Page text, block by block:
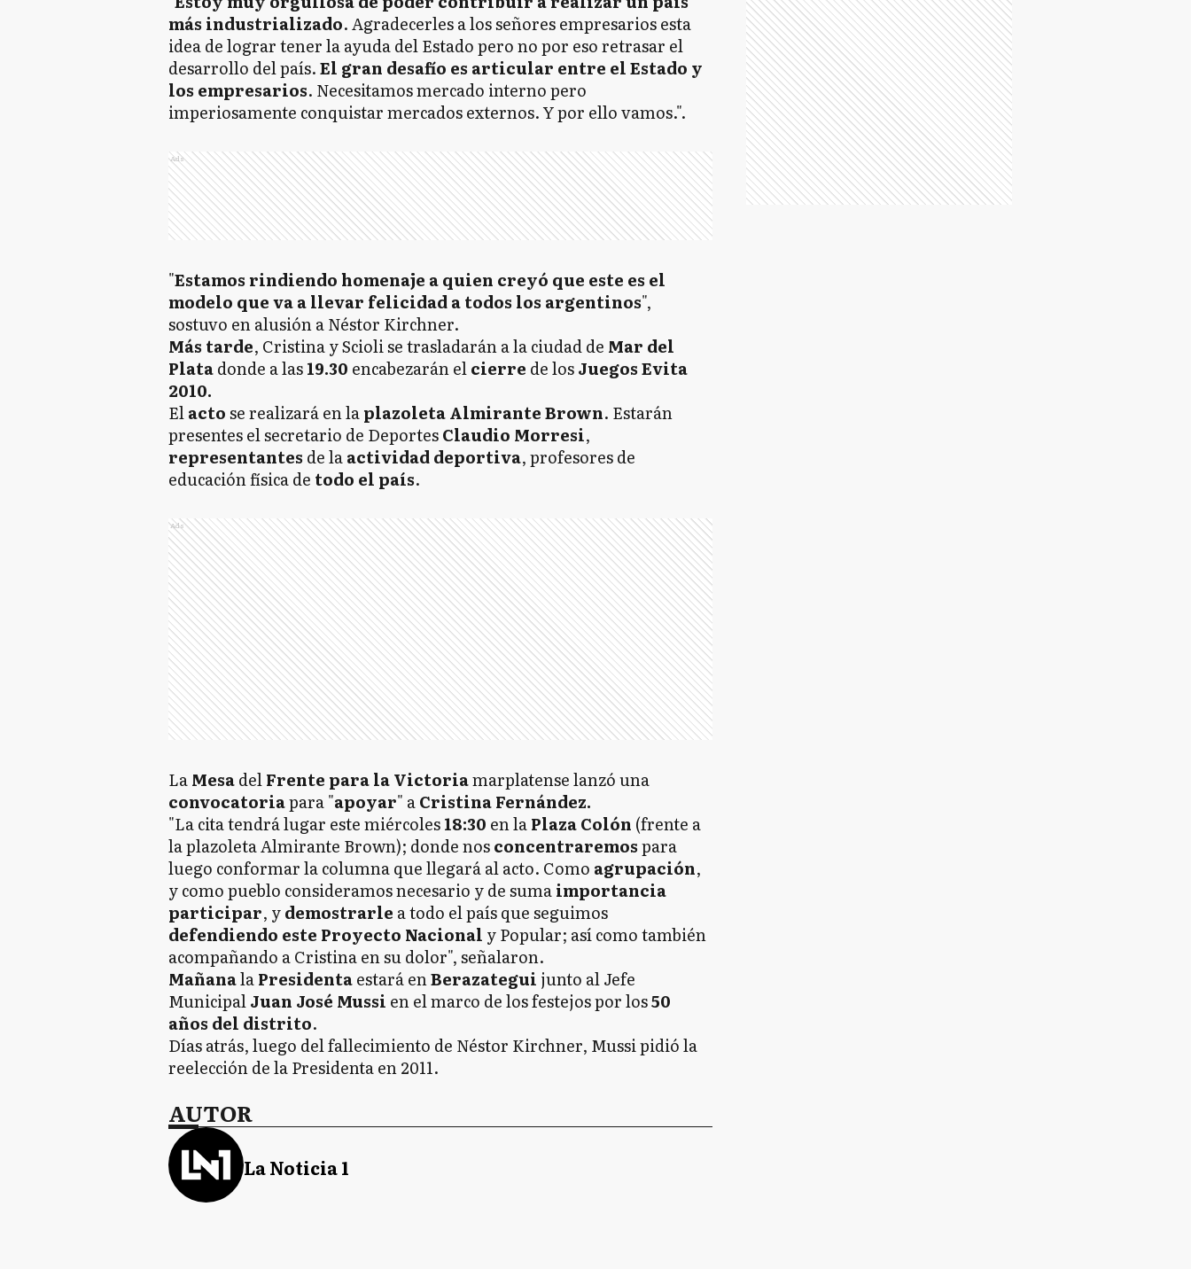
más industrializado. Agradecerles a los señores empresarios esta
idea de lograr tener la ayuda del Estado pero no por eso retrasar el
desarrollo del país.El gran desafío es articular entre el Estado y
los empresarios. Necesitamos mercado interno pero
imperiosamente conquistar mercados externos. Y por ello vamos.".
Ads
"Estamos rindiendo homenaje a quien creyó que este es el
modelo que va a llevar felicidad a todos los argentinos",
sostuvo en alusión a Néstor Kirchner.
Más tarde, Cristina y Scioli se trasladarán a la ciudad de Mar del
Platadonde a las19.30 encabezarán elcierre de losJuegos Evita
2010.
Elactose realizará en laplazoleta Almirante Brown. Estarán
presentes el secretario de DeportesClaudio Morresi,
representantes de laactividad deportiva, profesores de
educación física de todo el país.
Ads
LaMesadelFrente para la Victoriamarplatense lanzó una
convocatoriapara "apoyar" aCristina Fernández.
"La cita tendrá lugar este miércoles18:30 en laPlaza Colón (frente a
la plazoleta Almirante Brown); donde nosconcentraremospara
luego conformar la columna que llegará al acto. Como agrupación,
y como pueblo consideramos necesario y de sumaimportancia
participar, ydemostrarle a todo el país que seguimos
defendiendo este Proyecto Nacional y Popular; así como también
acompañando a Cristina en su dolor", señalaron.
MañanalaPresidentaestará enBerazategui junto al Jefe
MunicipalJuan José Mussi en el marco de los festejos por los50
años del distrito.
Días atrás, luego del fallecimiento de Néstor Kirchner, Mussi pidió la
reelección de la Presidenta en 2011.
AUTOR
La Noticia 1